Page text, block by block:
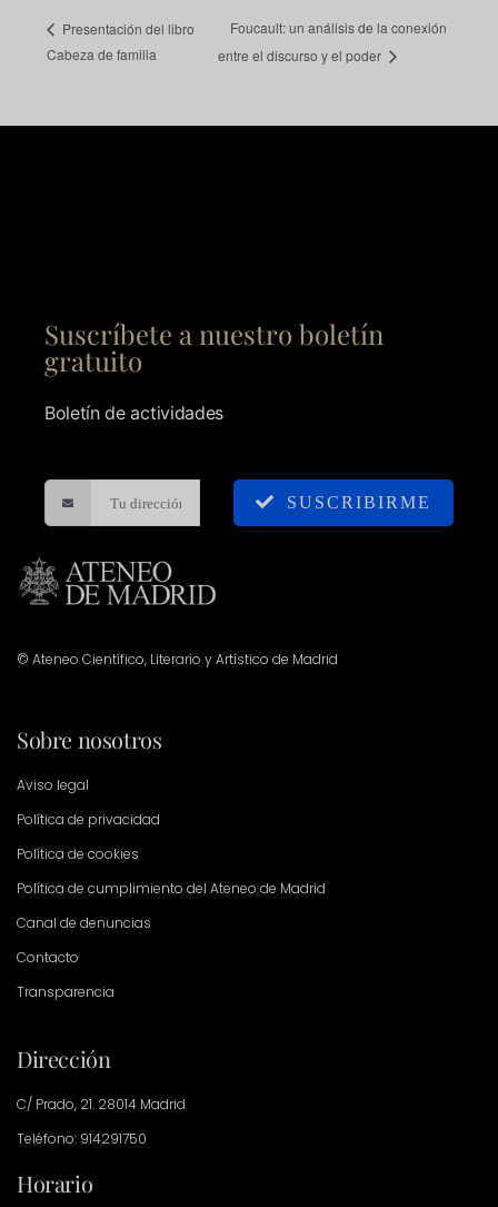
Presentación del libro
Cabeza de familia
Foucault: un análisis de la conexión
entre el discurso y el poder
Suscríbete a nuestro boletín
gratuito
Boletín de actividades
SUSCRIBIRME
© Ateneo Científico, Literario y Artístico de Madrid
Sobre nosotros
Aviso legal
Política de privacidad
Política de cookies
Política de cumplimiento del Ateneo de Madrid
Canal de denuncias
Contacto
Transparencia
Dirección
C/ Prado, 21. 28014 Madrid
Teléfono: 914291750
Horario